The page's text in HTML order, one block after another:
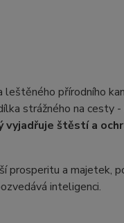
přírodního
strážného na cesty
štěstí a
prosperitu a majetek,
inteligenci.